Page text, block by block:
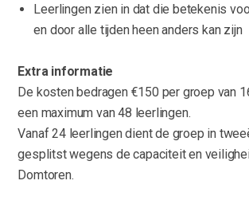
Leerlingen zien in dat die betekenis
en door alle tijden heen anders kan zijn
Extra informatie
De kosten bedragen €150 per groep van
een maximum van 48 leerlingen.
Vanaf 24 leerlingen dient de groep in
gesplitst wegens de capaciteit en
Domtoren.